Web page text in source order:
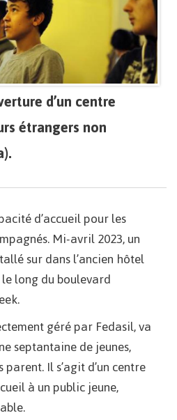
d’un centre
étrangers non
d’accueil pour les
Mi-avril 2023, un
sur dans l’ancien hôtel
le long du boulevard
géré par Fedasil, va
septantaine de jeunes,
Il s’agit d’un centre
à un public jeune,